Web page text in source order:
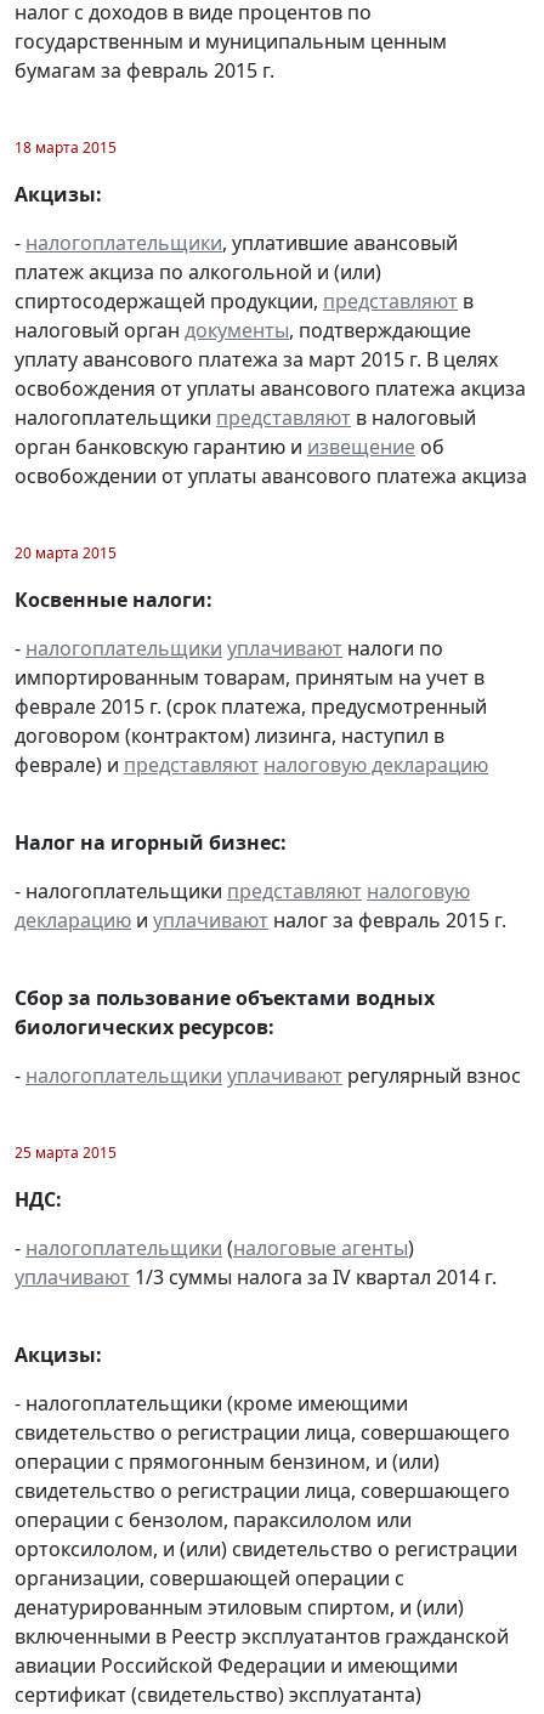
налог с доходов в виде процентов по
государственным и муниципальным ценным
бумагам за февраль 2015 г.
18 марта 2015
Акцизы:
- налогоплательщики, уплатившие авансовый
платеж акциза по алкогольной и (или)
спиртосодержащей продукции, представляют в
налоговый орган документы, подтверждающие
уплату авансового платежа за март 2015 г. В целях
освобождения от уплаты авансового платежа акциза
налогоплательщики представляют в налоговый
орган банковскую гарантию и извещение об
освобождении от уплаты авансового платежа акциза
20 марта 2015
Косвенные налоги:
- налогоплательщики уплачивают налоги по
импортированным товарам, принятым на учет в
феврале 2015 г. (срок платежа, предусмотренный
договором (контрактом) лизинга, наступил в
феврале) и представляют налоговую декларацию
Налог на игорный бизнес:
- налогоплательщики представляют налоговую
декларацию и уплачивают налог за февраль 2015 г.
Сбор за пользование объектами водных
биологических ресурсов:
- налогоплательщики уплачивают регулярный взнос
25 марта 2015
НДС:
- налогоплательщики (налоговые агенты)
уплачивают 1/3 суммы налога за IV квартал 2014 г.
Акцизы:
- налогоплательщики (кроме имеющими
свидетельство о регистрации лица, совершающего
операции с прямогонным бензином, и (или)
свидетельство о регистрации лица, совершающего
операции с бензолом, параксилолом или
ортоксилолом, и (или) свидетельство о регистрации
организации, совершающей операции с
денатурированным этиловым спиртом, и (или)
включенными в Реестр эксплуатантов гражданской
авиации Российской Федерации и имеющими
сертификат (свидетельство) эксплуатанта)